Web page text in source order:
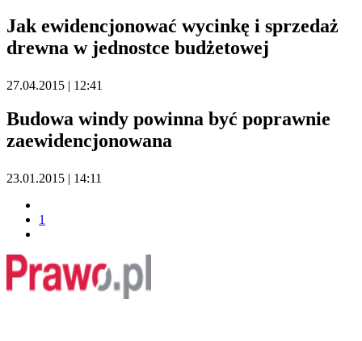
Jak ewidencjonować wycinkę i sprzedaż
drewna w jednostce budżetowej
27.04.2015 | 12:41
Budowa windy powinna być poprawnie
zaewidencjonowana
23.01.2015 | 14:11
1